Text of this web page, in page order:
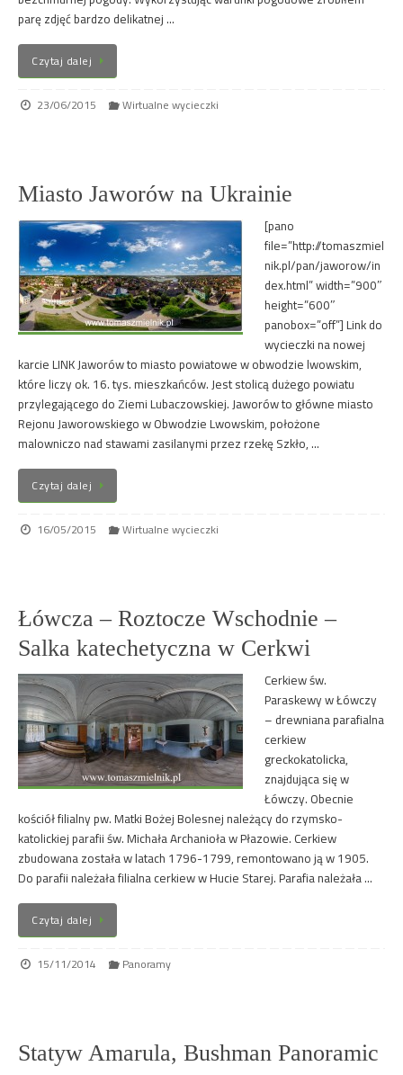
parę zdjęć bardzo delikatnej …
Czytaj dalej
23/06/2015 Wirtualne wycieczki
Miasto Jaworów na Ukrainie
[pano
file=”http://tomaszmiel
nik.pl/pan/jaworow/in
dex.html” width=”900″
height=”600″
panobox=”off”] Link do
wycieczki na nowej
karcie LINK Jaworów to miasto powiatowe w obwodzie lwowskim,
które liczy ok. 16. tys. mieszkańców. Jest stolicą dużego powiatu
przylegającego do Ziemi Lubaczowskiej. Jaworów to główne miasto
Rejonu Jaworowskiego w Obwodzie Lwowskim, położone
malowniczo nad stawami zasilanymi przez rzekę Szkło, …
Czytaj dalej
16/05/2015 Wirtualne wycieczki
Łówcza – Roztocze Wschodnie –
Salka katechetyczna w Cerkwi
Cerkiew św.
Paraskewy w Łówczy
– drewniana parafialna
cerkiew
greckokatolicka,
znajdująca się w
Łówczy. Obecnie
kościół filialny pw. Matki Bożej Bolesnej należący do rzymsko-
katolickiej parafii św. Michała Archanioła w Płazowie. Cerkiew
zbudowana została w latach 1796-1799, remontowano ją w 1905.
Do parafii należała filialna cerkiew w Hucie Starej. Parafia należała …
Czytaj dalej
15/11/2014 Panoramy
Statyw Amarula, Bushman Panoramic